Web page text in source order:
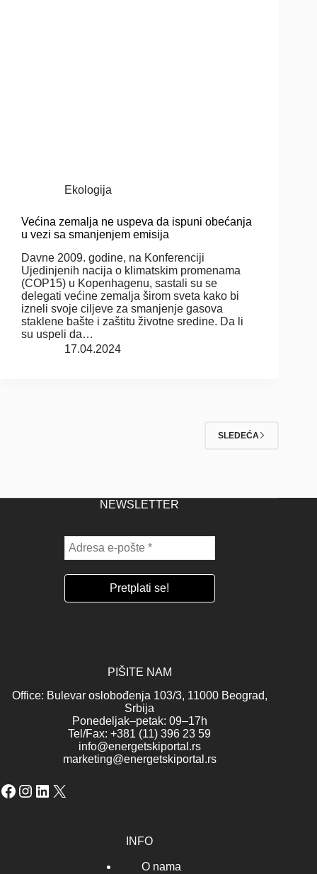
Ekologija
Većina zemalja ne uspeva da ispuni obećanja
u vezi sa smanjenjem emisija
Davne 2009. godine, na Konferenciji
Ujedinjenih nacija o klimatskim promenama
(COP15) u Kopenhagenu, sastali su se
delegati većine zemalja širom sveta kako bi
izneli svoje ciljeve za smanjenje gasova
staklene bašte i zaštitu životne sredine. Da li
su uspeli da…
17.04.2024
SLEDEĆA
NEWSLETTER
PIŠITE NAM
Office: Bulevar oslobođenja 103/3, 11000 Beograd,
Srbija
Ponedeljak–petak: 09–17h
Tel/Fax: +381 (11) 396 23 59
info@energetskiportal.rs
marketing@energetskiportal.rs
Facebook
Instagram
LinkedIn
X
INFO
O nama